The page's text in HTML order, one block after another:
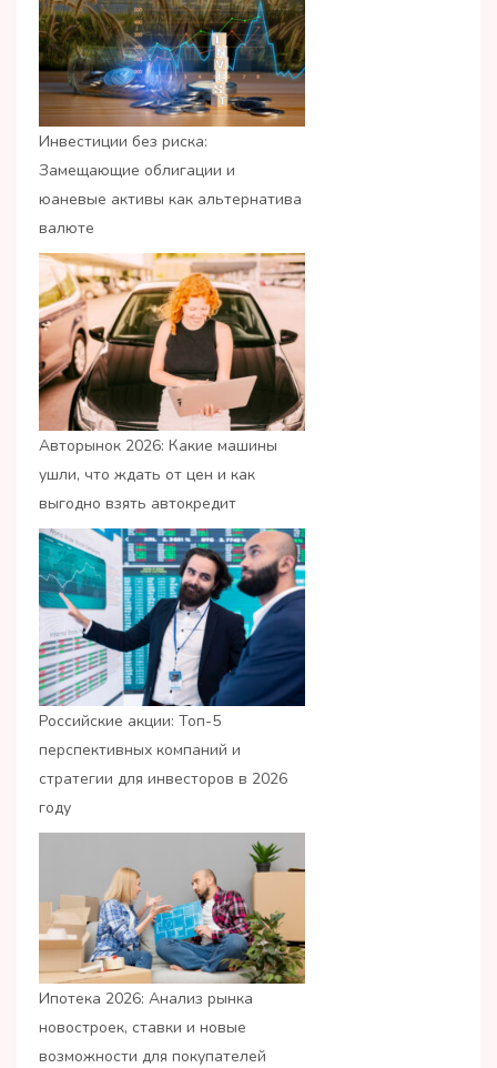
Инвестиции без риска:
Замещающие облигации и
юаневые активы как альтернатива
валюте
Авторынок 2026: Какие машины
ушли, что ждать от цен и как
выгодно взять автокредит
Российские акции: Топ-5
перспективных компаний и
стратегии для инвесторов в 2026
году
Ипотека 2026: Анализ рынка
новостроек, ставки и новые
возможности для покупателей